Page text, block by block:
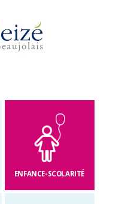
beaujolais
ENFANCE-SCOLARITÉ